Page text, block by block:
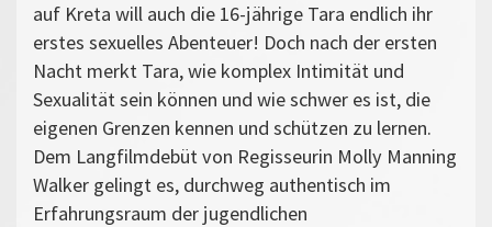
auf Kreta will auch die 16-jährige Tara endlich ihr
erstes sexuelles Abenteuer! Doch nach der ersten
Nacht merkt Tara, wie komplex Intimität und
Sexualität sein können und wie schwer es ist, die
eigenen Grenzen kennen und schützen zu lernen.
Dem Langfilmdebüt von Regisseurin Molly Manning
Walker gelingt es, durchweg authentisch im
Erfahrungsraum der jugendlichen